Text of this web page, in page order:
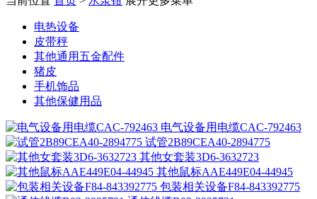
电热设备
皮带秤
其他通用五金配件
猪皮
手机饰品
其他保健用品
电气设备用电缆CAC-792463
试管2B89CEA40-2894775
其他女套装3D6-3632723
其他鼠标AAE449E04-44945
包装相关设备F84-843392775